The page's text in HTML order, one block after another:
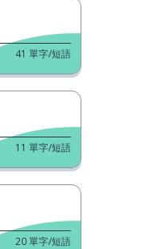
41 單字/短語
11 單字/短語
20單字/短語